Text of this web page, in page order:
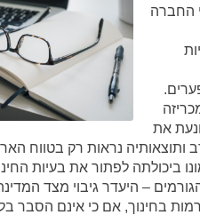
החברה
את
נראות רק בטווח
ביכולתה לפתור את בעיות
– היעדר גיבוי מצד
בחינוך, אם כי אינם הסבר